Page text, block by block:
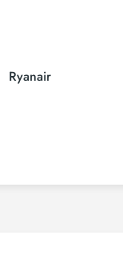
Ryanair